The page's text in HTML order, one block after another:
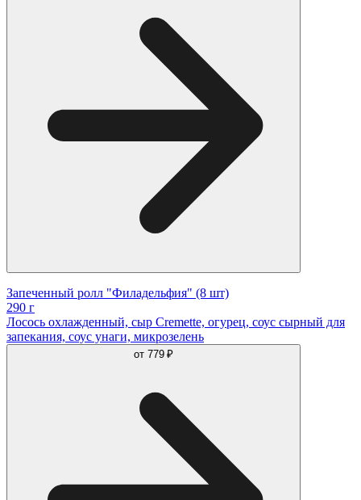
Запеченный ролл "Филадельфия" (8 шт)
290 г
Лосось охлажденный, сыр Cremette, огурец, соус сырный для
запекания, соус унаги, микрозелень
от 779 ₽